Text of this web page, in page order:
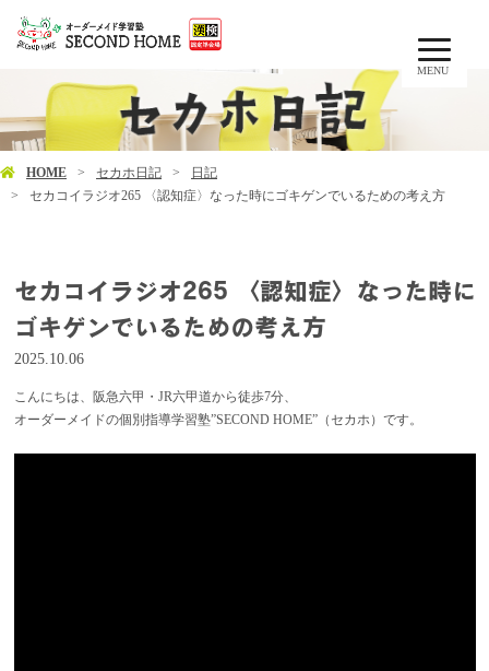
MENU
HOME セカホ日記
日記
セカコイラジオ265 〈認知症〉なった時にゴキゲンでいるための考え方
セカコイラジオ265 〈認知症〉なった時に
ゴキゲンでいるための考え方
2025.10.06
こんにちは、阪急六甲・JR六甲道から徒歩7分、
オーダーメイドの個別指導学習塾”SECOND HOME”（セカホ）です。